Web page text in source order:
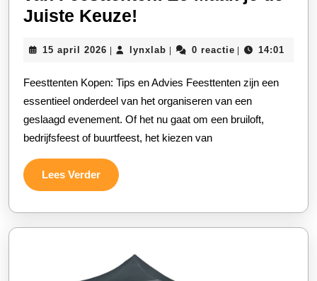
Juiste Keuze!
voor
het
Kopen
van
Feesttenten:
de
Keuze!
15 april 2026 15
2026
lynxlab lynxlab0 reactie 14:01
Feesttenten Kopen: Tips en Advies Feesttenten zijn een
essentieel onderdeel van het organiseren van een
geslaagd evenement. Of het nu gaat om een bruiloft,
bedrijfsfeest of buurtfeest, het kiezen van
Lees VerderLees
Verder